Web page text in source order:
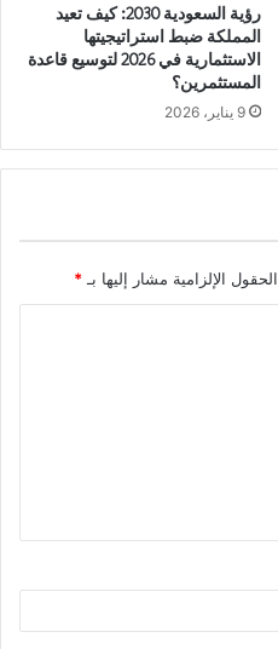
رؤية السعودية 2030: كيف تعيد
المملكة ضبط استراتيجيتها
الاستثمارية في 2026 لتوسيع قاعدة
المستثمرين؟
9 يناير، 2026
الحقول الإلزامية مشار إليها بـ *